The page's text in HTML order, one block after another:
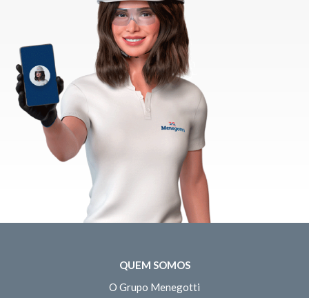
QUEM SOMOS
O Grupo Menegotti